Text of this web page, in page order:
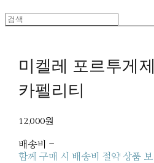
미켈레 포르투게제
카펠리티
12,000원
배송비 -
함께 구매 시 배송비 절약 상품 보